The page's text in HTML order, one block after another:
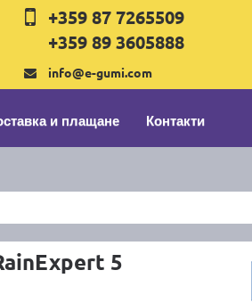
+359 87 7265509
+359 89 3605888
info@e-gumi.com
и плащане Контакти
5